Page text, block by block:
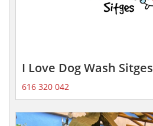
I Love Dog Wash Sitges
616 320 042